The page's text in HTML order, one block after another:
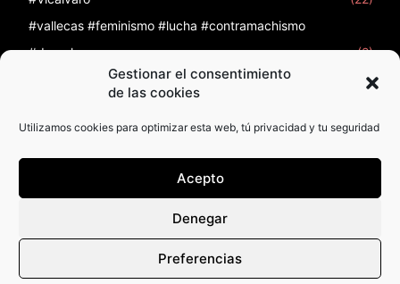
Gestionar el consentimiento
de las cookies
Utilizamos cookies para optimizar esta web, tú privacidad y tu seguridad
Acepto
Denegar
Preferencias
#vallecas #feminismo #lucha #contramachismo
#derechos
(2)
12 de febrero (1) 12F (1) 12octubre
Política de cookies (UE)
© Madrid en Acción 2026